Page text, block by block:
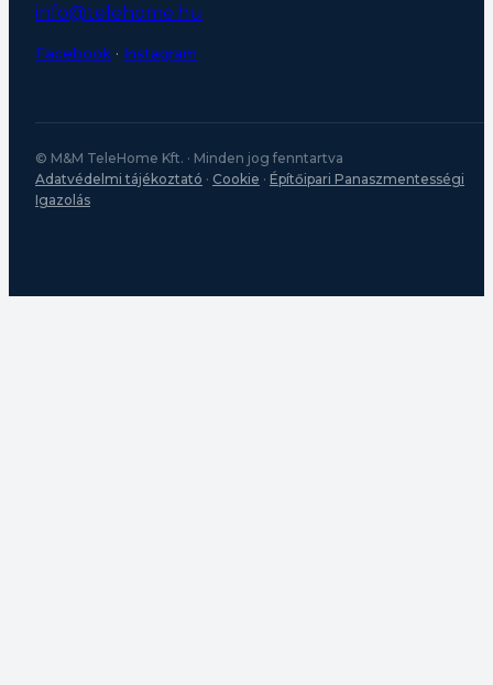
info@telehome.hu
Facebook · Instagram
© M&M TeleHome Kft. · Minden jog fenntartva
Adatvédelmi tájékoztató · Cookie · Építőipari Panaszmentességi
Igazolás